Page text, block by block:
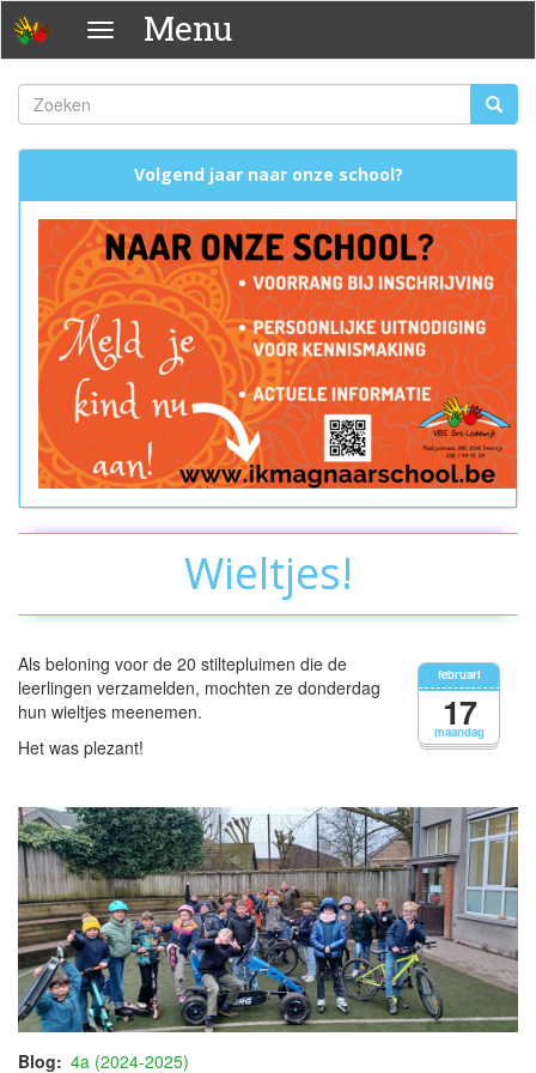
Overslaan
en
naar
de
inhoud
gaan
Menu Menu
Zoekveld
Zoeken
Volgend jaar naar onze school?
Wieltjes!
maandag
februari
17
Als beloning voor de 20 stiltepluimen die de
leerlingen verzamelden, mochten ze donderdag
hun wieltjes meenemen.
Het was plezant!
Blog
4a (2024-2025)